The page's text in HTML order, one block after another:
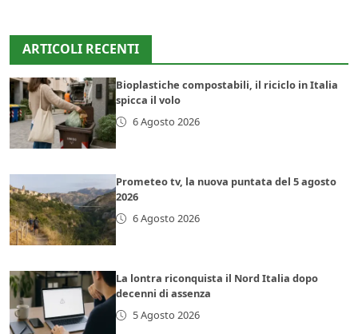
ARTICOLI RECENTI
Bioplastiche compostabili, il riciclo in Italia
spicca il volo
6 Agosto 2026
Prometeo tv, la nuova puntata del 5 agosto
2026
6 Agosto 2026
La lontra riconquista il Nord Italia dopo
decenni di assenza
5 Agosto 2026